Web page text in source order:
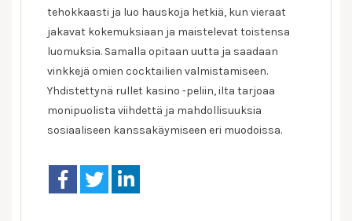
tehokkaasti ja luo hauskoja hetkiä, kun vieraat
jakavat kokemuksiaan ja maistelevat toistensa
luomuksia. Samalla opitaan uutta ja saadaan
vinkkejä omien cocktailien valmistamiseen.
Yhdistettynä rullet kasino -peliin, ilta tarjoaa
monipuolista viihdettä ja mahdollisuuksia
sosiaaliseen kanssakäymiseen eri muodoissa.